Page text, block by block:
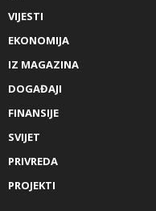
VIJESTI
EKONOMIJA
IZ MAGAZINA
DOGAĐAJI
FINANSIJE
SVIJET
PRIVREDA
PROJEKTI